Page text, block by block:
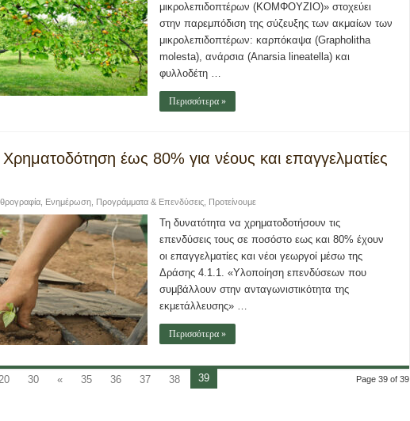
μικρολεπιδοπτέρων (ΚΟΜΦΟΥΖΙΟ)» στοχεύει
στην παρεμπόδιση της σύζευξης των ακμαίων των
μικρολεπιδοπτέρων: καρπόκαψα (Grapholitha
molesta), ανάρσια (Anarsia lineatella) και
φυλλοδέτη …
Περισσότερα »
έως 80% για νέους και επαγγελματίες
Ενημέρωση Προγράμματα & Επενδύσεις Προτείνουμε
Τη δυνατότητα να χρηματοδοτήσουν τις
επενδύσεις τους σε ποσόστο εως και 80% έχουν
οι επαγγελματίες και νέοι γεωργοί μέσω της
Δράσης 4.1.1. «Υλοποίηση επενδύσεων που
συμβάλλουν στην ανταγωνιστικότητα της
εκμετάλλευσης» …
Περισσότερα »
Page 39 of 39
30 « 35 36 37 38 39